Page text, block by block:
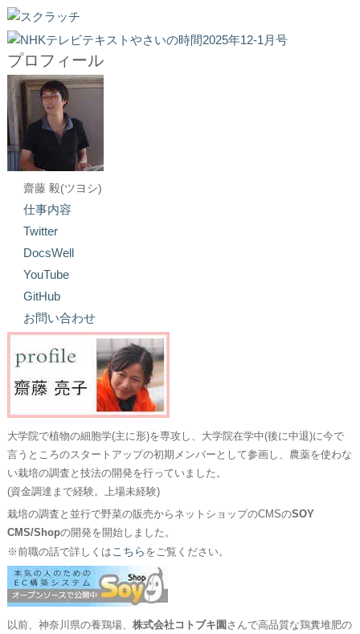
プロフィール
齋藤 毅(ツヨシ)
仕事内容
Twitter
DocsWell
YouTube
GitHub
お問い合わせ
大学院で植物の細胞学(主に形)を専攻し、大学院在学中(後に中退)に今で
言うところのスタートアップの初期メンバーとして参画し、農薬を使わな
い栽培の調査と技法の開発を行っていました。
(資金調達まで経験。上場未経験)
栽培の調査と並行で野菜の販売からネットショップのCMSのSOY
CMS/Shopの開発を開始しました。
※前職の話で詳しくはこちら をご覧ください。
以前、神奈川県の養鶏場、 株式会社コトブキ園 さんで高品質な鶏糞堆肥の